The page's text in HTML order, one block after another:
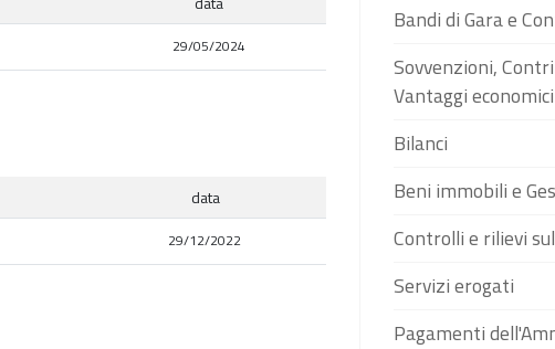
29/05/2024
data
29/12/2022
Bandi di Gara e
Sovvenzioni,
Vantaggi economici
Bilanci
Beni immobili e
Controlli e rilievi
Servizi erogati
Pagamenti